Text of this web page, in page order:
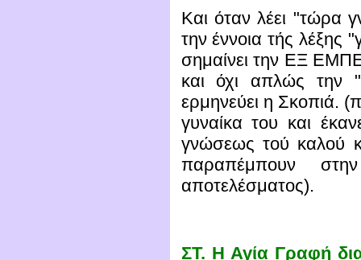
Και όταν λέει "τώρα
την έννοια τής
σημαίνει την ΕΞ
και όχι απλώς την
ερμηνεύει η Σκοπιά.
γυναίκα του και
γνώσεως τού καλού
παραπέμπουν
αποτελέσματος).
ΣΤ. Η Αγία Γραφή